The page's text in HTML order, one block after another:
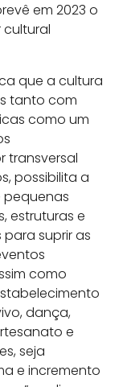
em 2023 o
cultural
que a cultura
tanto com
como um
transversal
possibilita a
estruturas e
suprir as
como
dança,
e
seja
e incremento